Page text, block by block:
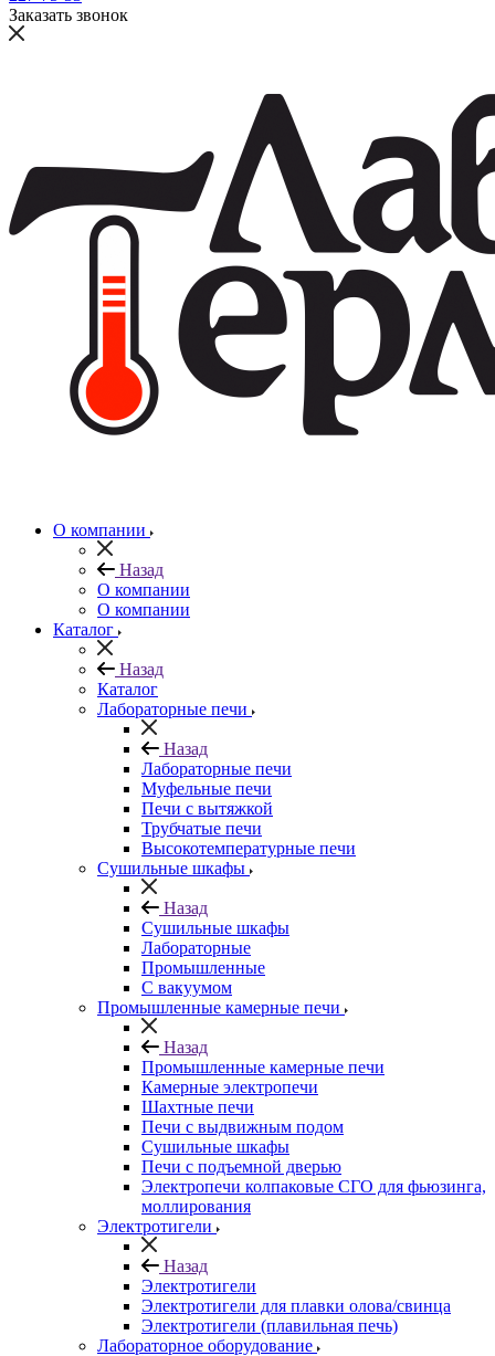
Заказать звонок
О компании
Назад
О компании
О компании
Каталог
Назад
Каталог
Лабораторные печи
Назад
Лабораторные печи
Муфельные печи
Печи с вытяжкой
Трубчатые печи
Высокотемпературные печи
Сушильные шкафы
Назад
Сушильные шкафы
Лабораторные
Промышленные
С вакуумом
Промышленные камерные печи
Назад
Промышленные камерные печи
Камерные электропечи
Шахтные печи
Печи с выдвижным подом
Сушильные шкафы
Печи с подъемной дверью
Электропечи колпаковые СГО для фьюзинга,
моллирования
Электротигели
Назад
Электротигели
Электротигели для плавки олова/свинца
Электротигели (плавильная печь)
Лабораторное оборудование